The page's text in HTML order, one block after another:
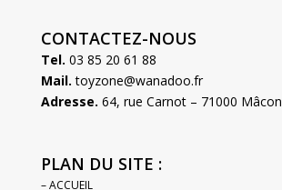
CONTACTEZ-NOUS
Tel. 03 85 20 61 88
Mail. toyzone@wanadoo.fr
Adresse. 64, rue Carnot – 71000 Mâcon
PLAN DU SITE :
– ACCUEIL